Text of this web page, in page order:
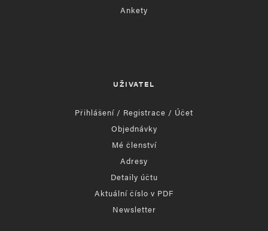
Ankety
UŽIVATEL
Přihlášení / Registrace / Účet
Objednávky
Mé členství
Adresy
Detaily účtu
Aktuální číslo v PDF
Newsletter